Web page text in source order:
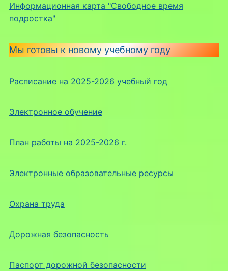
Информационная карта "Свободное время
подростка"
Мы готовы к новому учебному году
Расписание на 2025-2026 учебный год
Электронное обучение
План работы на 2025-2026 г.
Электронные образовательные ресурсы
Охрана труда
Дорожная безопасность
Паспорт дорожной безопасности